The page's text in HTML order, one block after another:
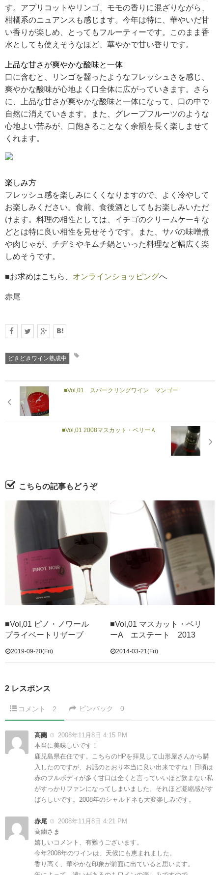
す。アプリコットやリンゴ、モモの香りに混ざりながら、
柑橘系のニュアンスも感じます。今年は特に、華やいだ甘
い香りが楽しめ、とってもフルーティーです。このまま香
水としても使えそうなほど、華やかで甘い香りです。
上品な甘さが爽やかな酸味と一体
口に含むと、リンゴを齧ったようなフレッシュさを感じ、
爽やかな酸味が心地よく口全体に広がっていきます。さら
に、上品な甘さが爽やかな酸味と一体になって、口の中で
自然に消えていきます。また、グレープフルーツのような
心地よい苦みが、口飽きることなく余韻を長く楽しませて
くれます。
楽しみ方
フレッシュ感を楽しみにくくなりますので、よく冷やして
お楽しみください。食前、食後酒としてもお楽しみいただ
けます。料理の相性としては、イチゴのクリームケーキな
どとは特に良い相性を見せそうです。また、サバの味噌煮
や肉じゃが、チヂミやキムチ鍋といった料理など幅広く楽
しめそうです。
■お求めはこちら、 オンラインショッピングへ
赤尾
どきどきワイン熟成中
■Vol,01 スパークリングワイン マンゴー
■Vol,01 2008マスカット・ベリーＡ
こちらの記事もどうぞ
■Vol,01 ピノ・ノワール
プライベートリザーブ
2019-09-20(Fri)
■Vol,01 マスカット・ベリ
ーA エステート 2013
2014-03-21(Fri)
2 レスポンス
コメント 2 ピンバック 0
高蘭
2008年11月8日 4:15 PM
本当に美味しいです！
鹿児島県在住です。こちらのHPを拝見して山形屋さんから購
入したのですが、お話のとおり本当に良い出来ですね！日頃は
赤のフルボディが多く甘口は全くと言っていいほど飲まない私
がすっかりファンになってしまいました。それほど凝縮感がす
ばらしいです。2008年のシャルドネも大変楽しみです。
赤尾
2008年11月8日 4:21 PM
高蘭さま
嬉しいコメント、有難うございます。
今年2008年のワインは、天候にも恵まれました。
香り高く、華やかな印象が前面に出ていると思います。